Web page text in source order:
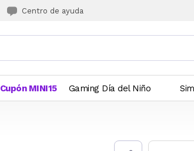
Centro de ayuda
Cupón MINI15 Gaming Día del Niño